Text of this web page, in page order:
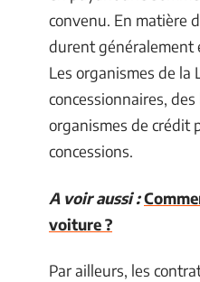
convenu. En matière
durent généralement
Les organismes de la
concessionnaires,
organismes de crédit
concessions.
A voir aussi :
voiture ?
Par ailleurs, les